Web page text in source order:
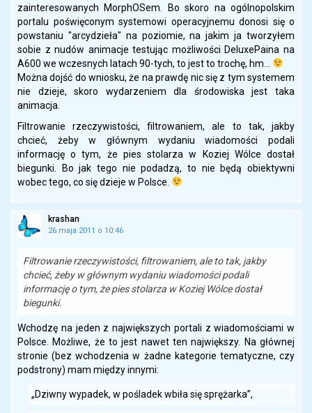
zainteresowanych MorphOSem. Bo skoro na ogólnopolskim
portalu poświęconym systemowi operacyjnemu donosi się o
powstaniu "arcydzieła" na poziomie, na jakim ja tworzyłem
sobie z nudów animacje testując możliwości DeluxePaina na
A600 we wczesnych latach 90-tych, to jest to trochę, hm…
Można dojść do wniosku, że na prawdę nic się z tym systemem
nie dzieje, skoro wydarzeniem dla środowiska jest taka
animacja.
Filtrowanie rzeczywistości, filtrowaniem, ale to tak, jakby
chcieć, żeby w głównym wydaniu wiadomości podali
informację o tym, że pies stolarza w Koziej Wólce dostał
biegunki. Bo jak tego nie podadzą, to nie będą obiektywni
wobec tego, co się dzieje w Polsce.
krashan
26 maja 2011 o 10:46
Filtrowanie rzeczywistości, filtrowaniem, ale to tak, jakby
chcieć, żeby w głównym wydaniu wiadomości podali
informację o tym, że pies stolarza w Koziej Wólce dostał
biegunki.
Wchodzę na jeden z największych portali z wiadomościami w
Polsce. Możliwe, że to jest nawet ten największy. Na głównej
stronie (bez wchodzenia w żadne kategorie tematyczne, czy
podstrony) mam między innymi:
„Dziwny wypadek, w pośladek wbiła się sprężarka”,